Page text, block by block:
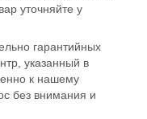
уточняйте у
гарантийных
указанный в
к нашему
без внимания и